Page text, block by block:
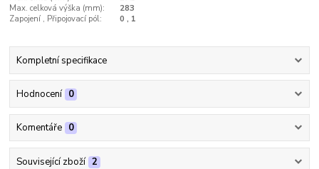
Max. celková výška (mm):
283
Zapojení , Připojovací pól:
0 , 1
Kompletní specifikace
Hodnocení 0
Komentáře 0
Související zboží 2